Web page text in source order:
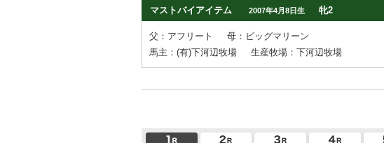
マストバイアイテム
2007年4月8日生 牝2
父：アフリート
母：ビッグマリーン
馬主：(有)下河辺牧場
生産牧場：下河辺牧場